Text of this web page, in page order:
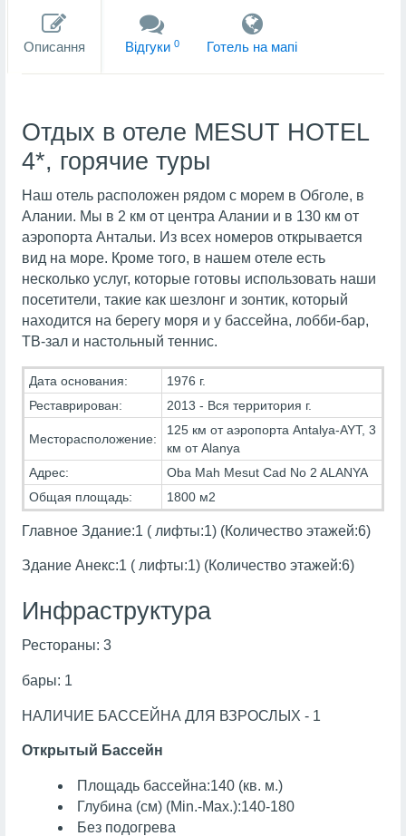
Описання Вiдгуки 0 Готель на мапi
Отдых в отеле MESUT HOTEL
4*, горячие туры
Наш отель расположен рядом с морем в Обголе, в
Алании. Мы в 2 км от центра Алании и в 130 км от
аэропорта Антальи. Из всех номеров открывается
вид на море. Кроме того, в нашем отеле есть
несколько услуг, которые готовы использовать наши
посетители, такие как шезлонг и зонтик, который
находится на берегу моря и у бассейна, лобби-бар,
ТВ-зал и настольный теннис.
Дата основания:
1976 г.
Реставрирован:
2013 - Вся территория г.
Месторасположение:
125 км от аэропорта Antalya-AYT, 3
км от Alanya
Адрес:
Oba Mah Mesut Cad No 2 ALANYA
Общая площадь:
1800 м2
Главное Здание:1 ( лифты:1) (Количество этажей:6)
Здание Анекс:1 ( лифты:1) (Количество этажей:6)
Инфраструктура
Рестораны: 3
бары: 1
НАЛИЧИЕ БАССЕЙНА ДЛЯ ВЗРОСЛЫХ - 1
Открытый Бассейн
Площадь бассейна:140 (кв. м.)
Глубина (см) (Min.-Max.):140-180
Без подогрева